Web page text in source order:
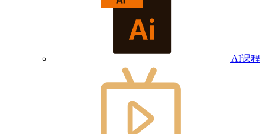
AI课程